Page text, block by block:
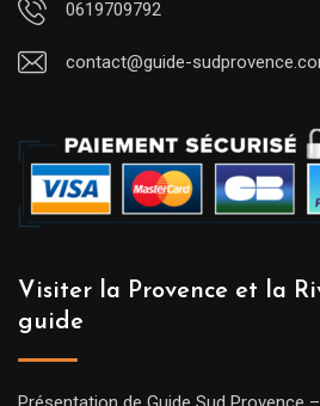
0619709792
contact@guide-
Visiter la Provence et la
guide